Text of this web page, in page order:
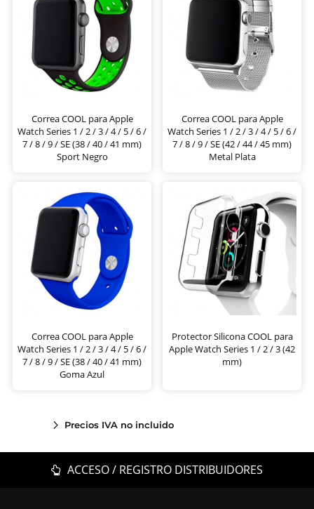
Correa COOL para Apple
Watch Series 1 / 2 / 3 / 4 / 5 / 6 /
7 / 8 / 9 / SE (38 / 40 / 41 mm)
Sport Negro
Correa COOL para Apple
Watch Series 1 / 2 / 3 / 4 / 5 / 6 /
7 / 8 / 9 / SE (42 / 44 / 45 mm)
Metal Plata
Correa COOL para Apple
Watch Series 1 / 2 / 3 / 4 / 5 / 6 /
7 / 8 / 9 / SE (38 / 40 / 41 mm)
Goma Azul
Protector Silicona COOL para
Apple Watch Series 1 / 2 / 3 (42
mm)
Precios IVA no incluido
ACCESO / REGISTRO DISTRIBUIDORES